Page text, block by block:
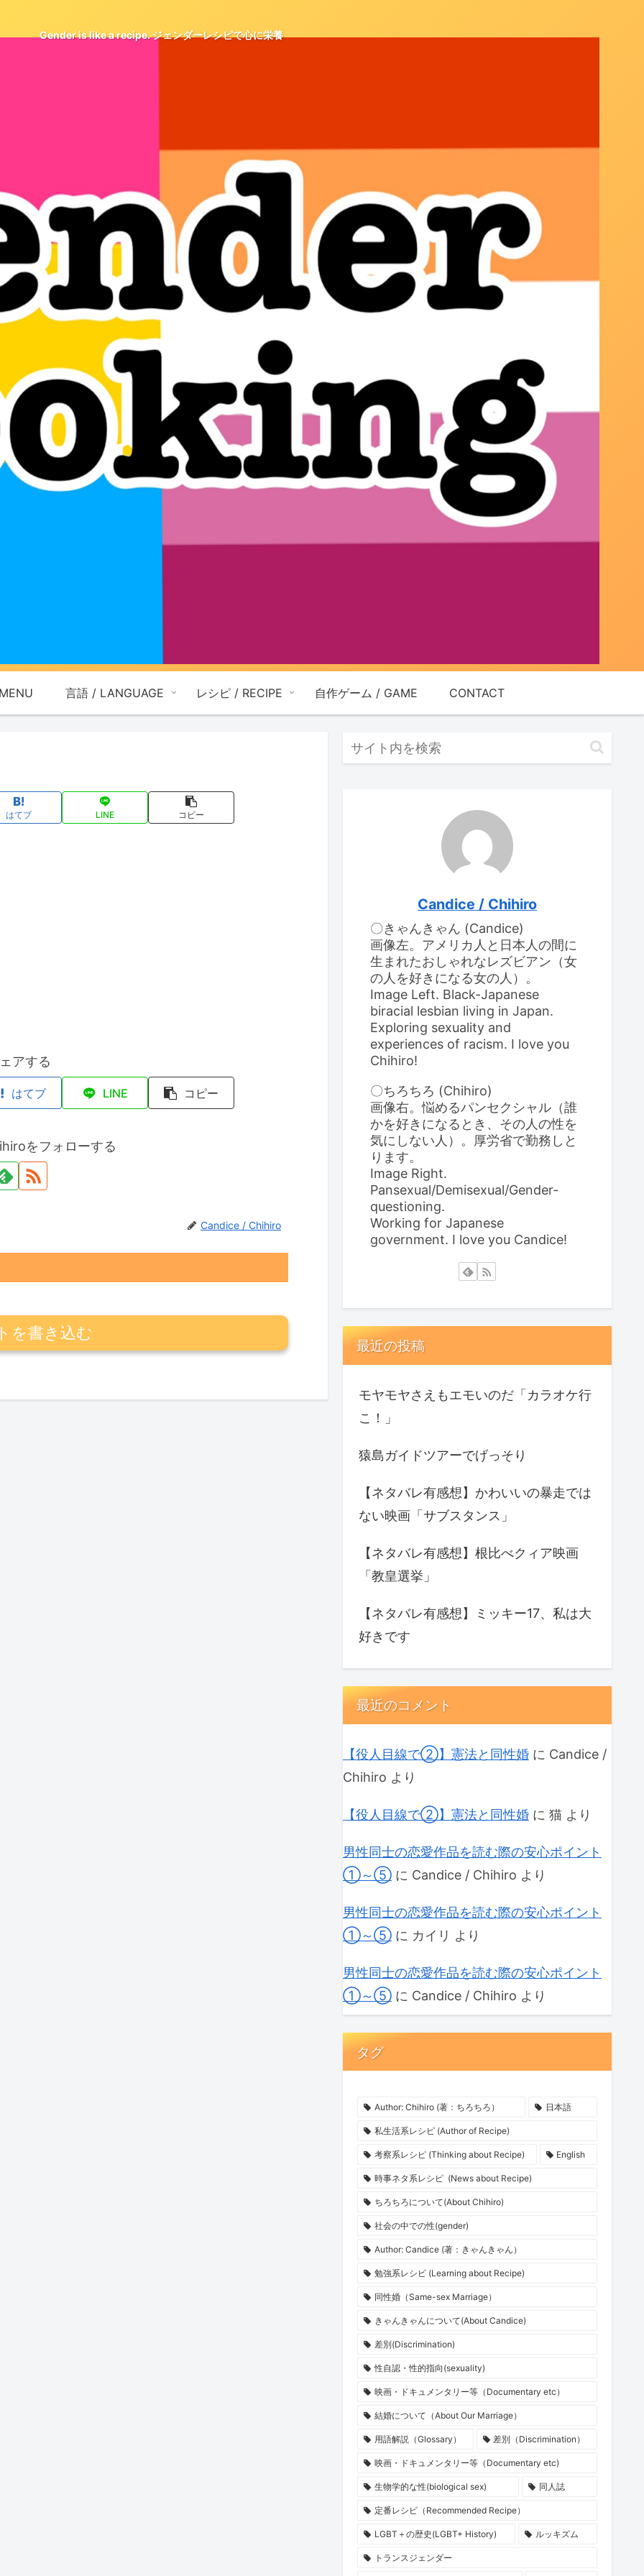
Gender is like a recipe. ジェンダーレシピで心に栄養
言語 / LANGUAGE レシピ / RECIPE 自作ゲーム / GAME CONTACT
はてブ LINE コピー
アする
はてブ LINE コピー
をフォローする
Candice / Chihiro
を書き込む
Candice / Chihiro
〇きゃんきゃん (Candice)
画像左。アメリカ人と日本人の間に
生まれたおしゃれなレズビアン（女
の人を好きになる女の人）。
Image Left. Black-Japanese
biracial lesbian living in Japan.
Exploring sexuality and
experiences of racism. I love you
Chihiro!
〇ちろちろ (Chihiro)
画像右。悩めるパンセクシャル（誰
かを好きになるとき、その人の性を
気にしない人）。厚労省で勤務しと
ります。
Image Right.
Pansexual/Demisexual/Gender-
questioning.
Working for Japanese
government. I love you Candice!
最近の投稿
モヤモヤさえもエモいのだ「カラオケ行
こ！」
猿島ガイドツアーでげっそり
【ネタバレ有感想】かわいいの暴走では
ない映画「サブスタンス」
【ネタバレ有感想】根比べクィア映画
「教皇選挙」
【ネタバレ有感想】ミッキー17、私は大
好きです
最近のコメント
【役人目線で②】憲法と同性婚 に Candice /
Chihiro より
【役人目線で②】憲法と同性婚 に 猫 より
男性同士の恋愛作品を読む際の安心ポイント
①～⑤ に Candice / Chihiro より
男性同士の恋愛作品を読む際の安心ポイント
①～⑤ に カイリ より
男性同士の恋愛作品を読む際の安心ポイント
①～⑤ に Candice / Chihiro より
タグ
Author: Chihiro (著：ちろちろ） 日本語
私生活系レシピ (Author of Recipe)
考察系レシピ (Thinking about Recipe) English
時事ネタ系レシピ (News about Recipe)
ちろちろについて(About Chihiro)
社会の中での性(gender)
Author: Candice (著：きゃんきゃん）
勉強系レシピ (Learning about Recipe)
同性婚（Same-sex Marriage）
きゃんきゃんについて(About Candice)
差別(Discrimination)
性自認・性的指向(sexuality)
映画・ドキュメンタリー等（Documentary etc）
結婚について（About Our Marriage）
用語解説（Glossary） 差別（Discrimination）
映画・ドキュメンタリー等（Documentary etc)
生物学的な性(biological sex) 同人誌
定番レシピ（Recommended Recipe）
LGBT＋の歴史(LGBT+ History) ルッキズム
トランスジェンダー